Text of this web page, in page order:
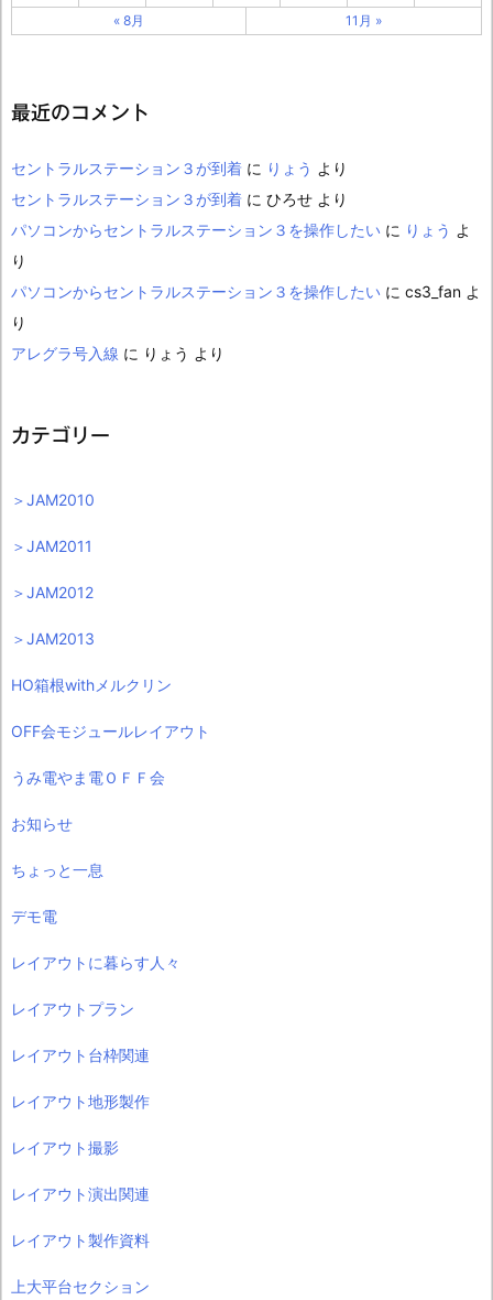
« 8月 11月 »
最近のコメント
セントラルステーション３が到着 に りょう より
セントラルステーション３が到着 に ひろせ より
パソコンからセントラルステーション３を操作したい に りょう よ
り
パソコンからセントラルステーション３を操作したい に cs3_fan よ
り
アレグラ号入線 に りょう より
カテゴリー
＞JAM2010
＞JAM2011
＞JAM2012
＞JAM2013
HO箱根withメルクリン
OFF会モジュールレイアウト
うみ電やま電ＯＦＦ会
お知らせ
ちょっと一息
デモ電
レイアウトに暮らす人々
レイアウトプラン
レイアウト台枠関連
レイアウト地形製作
レイアウト撮影
レイアウト演出関連
レイアウト製作資料
上大平台セクション